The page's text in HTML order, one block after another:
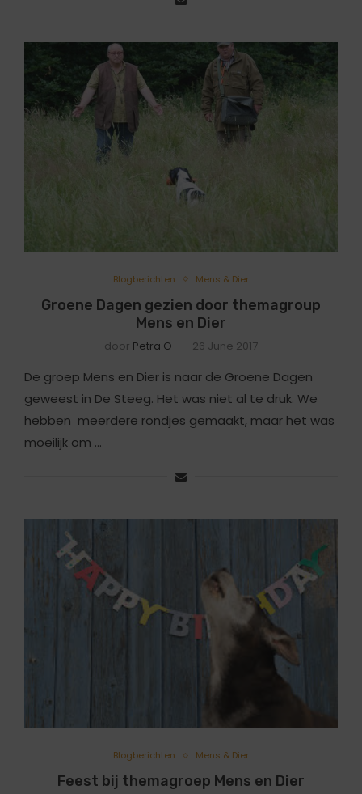
Blogberichten Mens & Dier
Groene Dagen gezien door themagroup
Mens en Dier
door Petra O 26 June 2017
De groep Mens en Dier is naar de Groene Dagen
geweest in De Steeg. Het was niet al te druk. We
hebben meerdere rondjes gemaakt, maar het was
moeilijk om …
Blogberichten Mens & Dier
Feest bij themagroep Mens en Dier